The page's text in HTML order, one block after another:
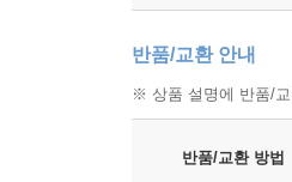
반품/교환 안내
※ 상품 설명에 반품/
반품/교환 방법